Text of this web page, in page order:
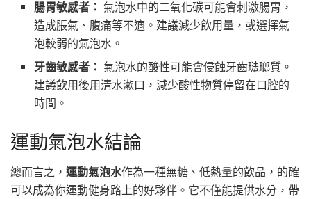
腸胃敏感者： 氣泡水中的二氧化碳可能會刺激腸胃，
造成脹氣、腹痛等不適。建議減少飲用量，或選擇氣
泡較弱的氣泡水。
牙齒敏感者： 氣泡水的酸性可能會侵蝕牙齒琺瑯質。
建議飲用後用清水漱口，減少酸性物質停留在口腔的
時間。
運動氣泡水結論
總而言之， 運動氣泡水作為一種無糖、低熱量的飲品，的確
可以成為你運動健身路上的好夥伴。它不僅能提供水分，帶